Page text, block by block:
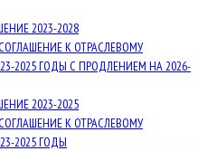
2023-2028
К ОТРАСЛЕВОМУ
2025 ГОДЫ С ПРОДЛЕНИЕМ НА 2026-
2023-2025
К ОТРАСЛЕВОМУ
2025 ГОДЫ